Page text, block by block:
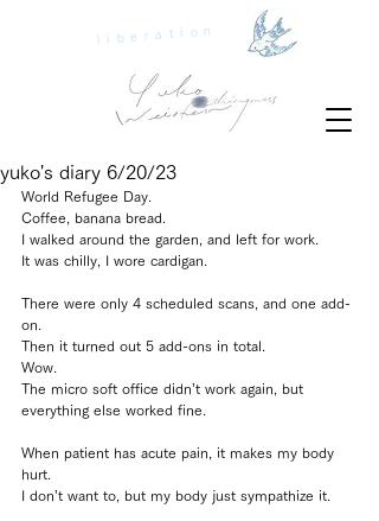
liberation
yuko's diary 6/20/23
World Refugee Day.
Coffee, banana bread.
I walked around the garden, and left for work.
It was chilly, I wore cardigan.
There were only 4 scheduled scans, and one add-
on.
Then it turned out 5 add-ons in total.
Wow.
The micro soft office didn’t work again, but
everything else worked fine.
When patient has acute pain, it makes my body
hurt.
I don’t want to, but my body just sympathize it.